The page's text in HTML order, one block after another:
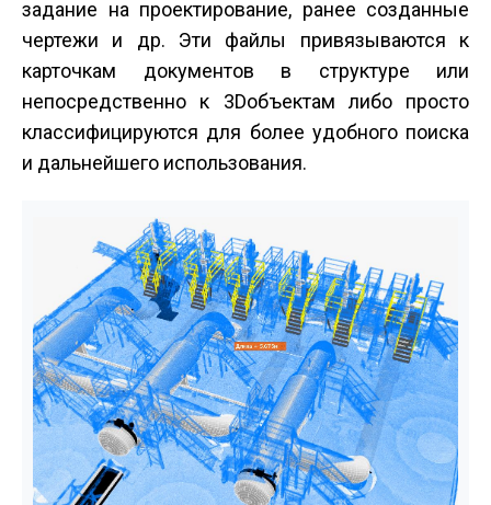
задание на проектирование, ранее созданные
чертежи и др. Эти файлы привязываются к
карточкам документов в структуре или
непосредственно к 3D­объектам либо просто
классифицируются для более удобного поиска
и дальнейшего использования.